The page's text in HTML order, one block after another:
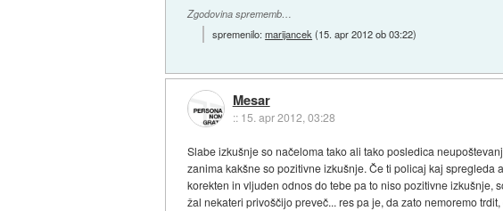
Zgodovina sprememb…
spremenilo:marijancek(15. apr 2012 ob 03:22)
Mesar
:: 15. apr 2012, 03:28
Slabe izkušnje so načeloma tako ali tako posledica
zanima kakšne so pozitivne izkušnje. Če ti policaj kaj
korekten in vljuden odnos do tebe pa to niso pozitivne izkušnje,
žal nekateri privoščijo preveč... res pa je, da zato nemoremo